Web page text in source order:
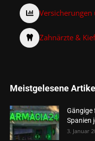
Versicherungen
Zahnärzte &
Meistgelesene Artikel
Gängige
Spanien
3. Januar